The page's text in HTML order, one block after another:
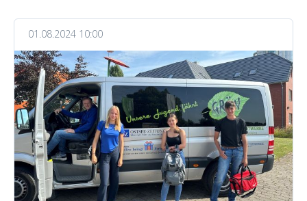
den
ohne-
Watt-
Preis“,
Grußwort
von
Herrn
Reinhard
Meyer,
Minister
für
Wirtschaft,
01.08.2024 10:00